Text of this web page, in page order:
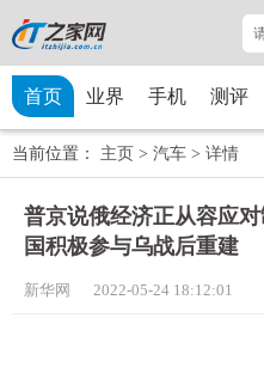
首页 业界 手机 测评
当前位置： 主页 > 汽车 > 详情
普京说俄经济正从容应
国积极参与乌战后重建
新华网 2022-05-24 18:12:01